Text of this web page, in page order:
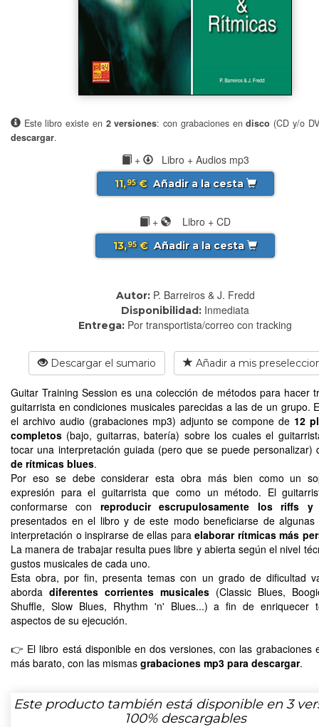
Este libro existe en 2 versiones: con grabaciones endisco (CD y/o
descargar.
+ Libro + Audios mp3
11,95€ Añadir a la cesta
+ Libro + CD
13,95€ Añadir a la cesta
Autor: P. Barreiros & J. Fredd
Disponibilidad: Inmediata
Entrega: Por transportista/correo con tracking
Descargar el sumario Añadir a mis
Guitar Training Session es una colección de métodos para hacer
guitarrista en condiciones musicales parecidas a las de un grupo.
el archivo audio (grabaciones mp3) adjunto se compone de 12
completos (bajo, guitarras, batería) sobre los cuales el
tocar una interpretación guiada (pero que se puede
de rítmicas blues.
Por eso se debe considerar esta obra más bien como un
expresión para el guitarrista que como un método. El
conformarse con reproducir escrupulosamente los riffs y
presentados en el libro y de este modo beneficiarse de algunas
interpretación o inspirarse de ellas paraelaborar rítmicas más
La manera de trabajar resulta pues libre y abierta según el nivel
gustos musicales de cada uno.
Esta obra, por fin, presenta temas con un grado de dificultad
aborda diferentes corrientes musicales (Classic Blues,
Shuffle, Slow Blues, Rhythm 'n' Blues...) a fin de enriquecer
aspectos de su ejecución.
👉 El libro está disponible en dos versiones, con las grabaciones
más barato, con las mismas grabaciones mp3 para descargar.
Este producto también está disponible en 3
100% descargables